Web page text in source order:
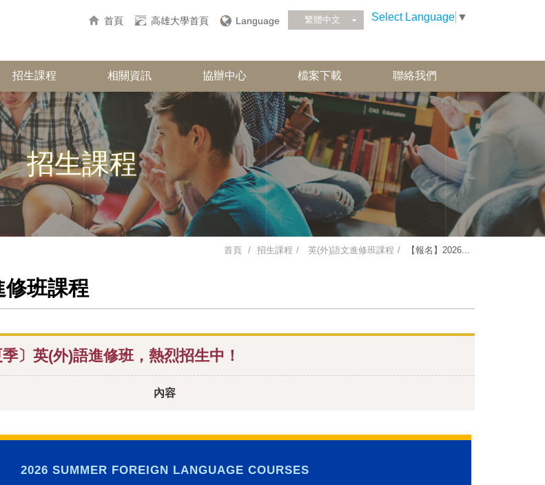
首頁 高雄大學首頁 Language 繁體中文 Select Language ▼
招生課程 相關資訊 協辦中心 檔案下載 聯絡我們
招生課程
首頁 招生課程 英(外)語文進修班課程 【報名】2026...
班課程
季〕英(外)語進修班，熱烈招生中！
內容
2026 SUMMER FOREIGN LANGUAGE COURSES